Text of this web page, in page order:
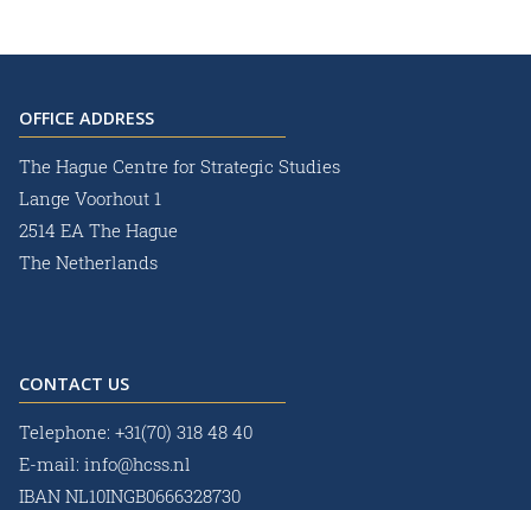
OFFICE ADDRESS
The Hague Centre for Strategic Studies
Lange Voorhout 1
2514 EA The Hague
The Netherlands
CONTACT US
Telephone: +31(70) 318 48 40
E-mail: info@hcss.nl
IBAN NL10INGB0666328730